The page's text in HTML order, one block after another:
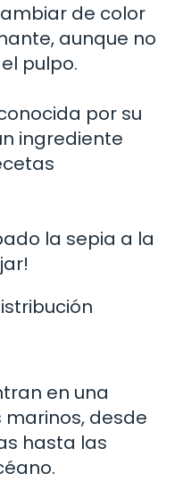
de color
aunque no
pulpo.
por su
ingrediente
la sepia a la
en una
desde
hasta las